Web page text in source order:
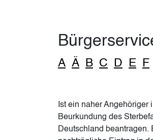
A Ä B C D E F
Ist ein naher
Beurkundung des
Deutschland beantragen.